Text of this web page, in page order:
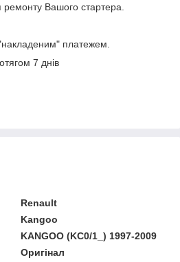
Вашого стартера.
платежем.
7 днів
Renault
Kangoo
KANGOO (KC0/1_) 1997-2009
Оригінал